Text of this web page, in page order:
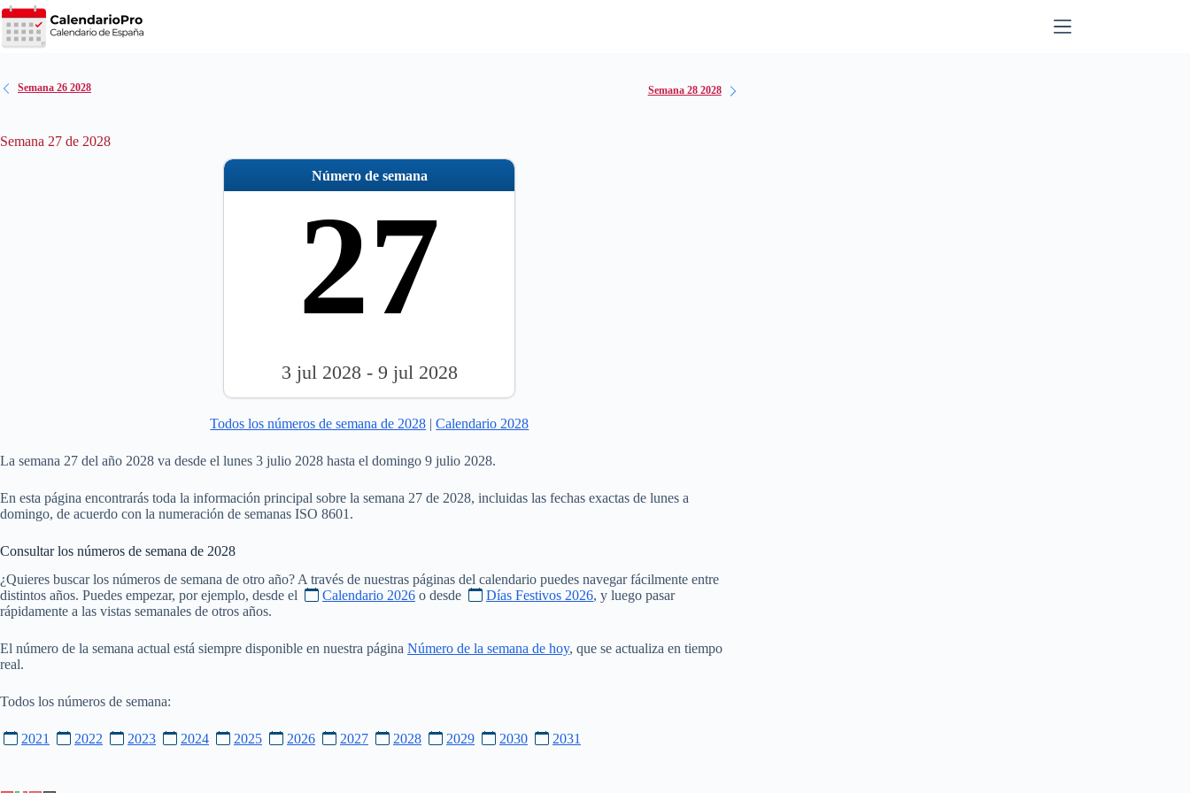
Saltar
al
contenido
Semana 26 2028 Semana 28 2028
Semana 27 de 2028
Número de semana
27
3 jul 2028 - 9 jul 2028
Todos los números de semana de 2028 |Calendario 2028
La semana 27 del año 2028 va desde el lunes 3 julio 2028 hasta el domingo 9 julio 2028.
En esta página encontrarás toda la información principal sobre la semana 27 de 2028, incluidas las fechas exactas de lunes a
domingo, de acuerdo con la numeración de semanas ISO 8601.
Consultar los números de semana de 2028
¿Quieres buscar los números de semana de otro año? A través de nuestras páginas del calendario puedes navegar fácilmente entre
distintos años. Puedes empezar, por ejemplo, desde el
Calendario 2026 o desde Días Festivos 2026, y luego pasar
rápidamente a las vistas semanales de otros años.
El número de la semana actual está siempre disponible en nuestra página Número de la semana de hoy, que se actualiza en tiempo
real.
Todos los números de semana:
2021 2022 2023 2024 2025 2026 2027 2028 2029 2030 2031